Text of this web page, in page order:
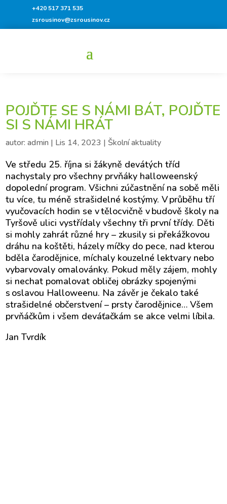
+420 517 371 535
zsrousinov@zsrousinov.cz
POJĎTE SE S NÁMI BÁT, POJĎTE
SI S NÁMI HRÁT
autor:admin | Lis 14, 2023 | Školní aktuality
Ve středu 25. října si žákyně devátých tříd
nachystaly pro všechny prvňáky halloweenský
dopolední program. Všichni zúčastnění na sobě měli
tu více, tu méně strašidelné kostýmy. V průběhu tří
vyučovacích hodin se v tělocvičně v budově školy na
Tyršově ulici vystřídaly všechny tři první třídy. Děti
si mohly zahrát různé hry – zkusily si překážkovou
dráhu na koštěti, házely míčky do pece, nad kterou
bděla čarodějnice, míchaly kouzelné lektvary nebo
vybarvovaly omalovánky. Pokud měly zájem, mohly
si nechat pomalovat obličej obrázky spojenými
s oslavou Halloweenu. Na závěr je čekalo také
strašidelné občerstvení – prsty čarodějnice… Všem
prvňáčkům i všem deváťačkám se akce velmi líbila.
Jan Tvrdík